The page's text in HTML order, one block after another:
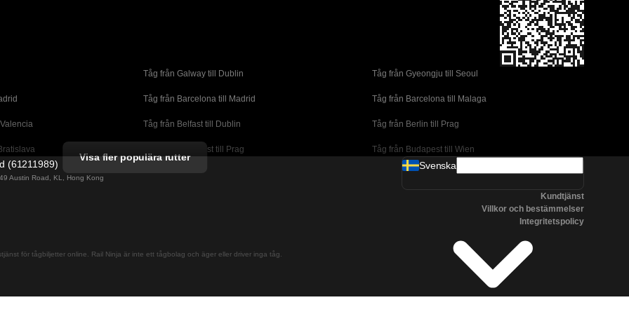
Tåg från Galway till Dublin Tåg från Gyeongju till Seoul
Tåg från Barcelona till Madrid Tåg från Barcelona till Malaga
Tåg från Belfast till Dublin Tåg från Berlin till Prag
Tåg från Budapest till Prag Tåg från Budapest till Wien
Tåg från Dublin till Belfast
Tåg från Lissabon till Madrid Tåg från Lissabon till Porto
Tåg från Madrid till Cordoba
Visa fler populära rutter
(61211989)
Austin Road, KL, Hong Kong
för tågbiljetter online. Rail Ninja är inte ett tågbolag och äger eller driver inga tåg.
Svenska
Kundtjänst
Villkor och bestämmelser
Integritetspolicy